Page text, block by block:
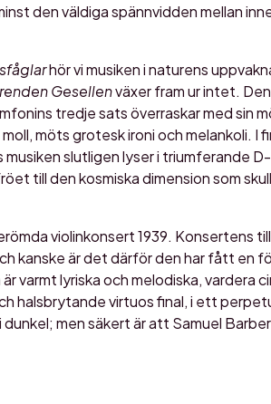
den väldiga spännvidden mellan
hör vi musiken i naturens
Gesellenväxer fram ur intet.
tredje sats överraskar med sin
möts grotesk ironi och melankoli. I
musiken slutligen lyser i triumferande
till den kosmiska dimension som
violinkonsert 1939. Konsertens
kanske är det därför den har fått en
varmt lyriska och melodiska, vardera
halsbrytande virtuos final, i ett
men säkert är att Samuel